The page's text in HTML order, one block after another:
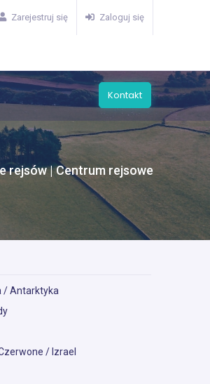
Zarejestruj się Zaloguj się
Kontakt
rejsów | Centrum rejsowe
/ Antarktyka
/ Izrael